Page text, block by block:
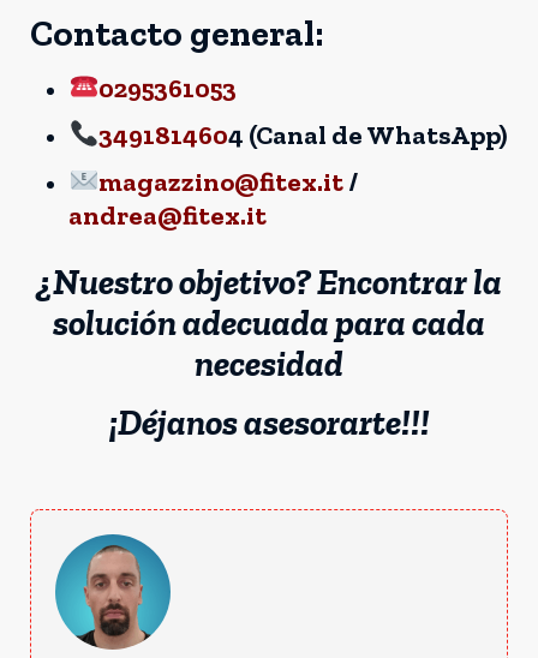
Contacto general:
0295361053
3491814604 (Canal de WhatsApp)
magazzino@fitex.it/
andrea@fitex.it
¿Nuestro objetivo? Encontrar la
solución adecuada para cada
necesidad
¡Déjanos asesorarte!!!